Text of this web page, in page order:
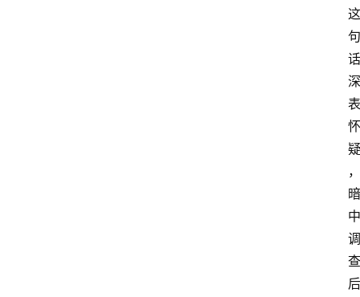
这
句
话
深
表
怀
疑
，
暗
中
调
查
后